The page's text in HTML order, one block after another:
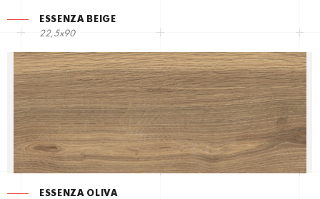
ESSENZA BEIGE
22,5х90
ESSENZA OLIVA